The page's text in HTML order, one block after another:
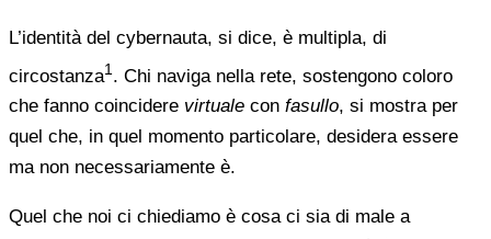
L’identità del cybernauta, si dice, è multipla, di
circostanza1 . Chi naviga nella rete, sostengono coloro
che fanno coincidere virtuale con fasullo, si mostra per
quel che, in quel momento particolare, desidera essere
ma non necessariamente è.
Quel che noi ci chiediamo è cosa ci sia di male a